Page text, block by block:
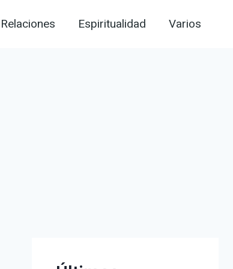
Relaciones Espiritualidad Varios